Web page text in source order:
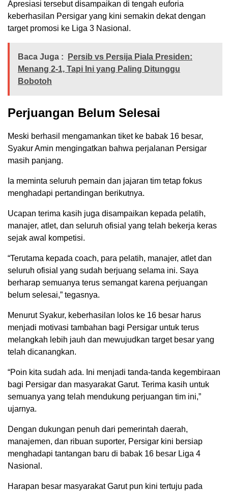
Apresiasi tersebut disampaikan di tengah euforia
keberhasilan Persigar yang kini semakin dekat dengan
target promosi ke Liga 3 Nasional.
Baca Juga :
Persib vs Persija Piala Presiden:
Menang 2-1, Tapi Ini yang Paling Ditunggu
Bobotoh
Perjuangan Belum Selesai
Meski berhasil mengamankan tiket ke babak 16 besar,
Syakur Amin mengingatkan bahwa perjalanan Persigar
masih panjang.
Ia meminta seluruh pemain dan jajaran tim tetap fokus
menghadapi pertandingan berikutnya.
Ucapan terima kasih juga disampaikan kepada pelatih,
manajer, atlet, dan seluruh ofisial yang telah bekerja keras
sejak awal kompetisi.
“Terutama kepada coach, para pelatih, manajer, atlet dan
seluruh ofisial yang sudah berjuang selama ini. Saya
berharap semuanya terus semangat karena perjuangan
belum selesai,” tegasnya.
Menurut Syakur, keberhasilan lolos ke 16 besar harus
menjadi motivasi tambahan bagi Persigar untuk terus
melangkah lebih jauh dan mewujudkan target besar yang
telah dicanangkan.
“Poin kita sudah ada. Ini menjadi tanda-tanda kegembiraan
bagi Persigar dan masyarakat Garut. Terima kasih untuk
semuanya yang telah mendukung perjuangan tim ini,”
ujarnya.
Dengan dukungan penuh dari pemerintah daerah,
manajemen, dan ribuan suporter, Persigar kini bersiap
menghadapi tantangan baru di babak 16 besar Liga 4
Nasional.
Harapan besar masyarakat Garut pun kini tertuju pada